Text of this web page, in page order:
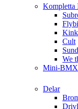
Kink
Cult
We
Mini-BMX
Delar